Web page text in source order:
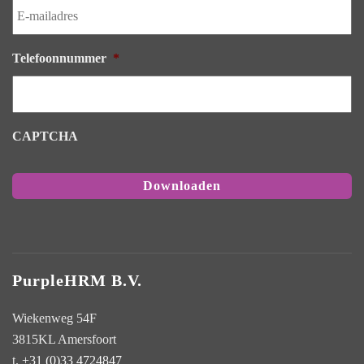
mailadres *
Telefoonnummer *
CAPTCHA
PurpleHRM B.V.
Wiekenweg 54F
3815KL Amersfoort
t. +31 (0)33 4724847